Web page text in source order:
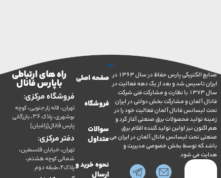
صنایع الکتریکی پارس حفاظ در سال 1363 در
شد و بعد از یک دهه فعالیت در
سال 1373 با نظارت و مشارکت فنی شرکت
و مشارکت بخش دولتی در ایران
فانال آلمان فعالیت خود را در
محصولات برق صنعتی آغاز کرد و
نیز اولین تولید کننده اقلام برق
لیسانس فانال آلمان در ایران می
توسط بخش خصوصی مدیریت و
می شود.
صفحه اصلی
فروشگاه
سوالات
متداول
نحوه خرید و
راه های ارتباطی
با پارس فانال
فروشگاه مرکزی:
تهران، لاله زار جنوبی، کوچه
بوشهری، پلاک 36، بازرگانی
پارس فانال(زاغیان)
دفتر مرکزی:
تهران، خیابان فلسطین،
شمالی کوچه هشتم،
پلاک4،طبقه دوم